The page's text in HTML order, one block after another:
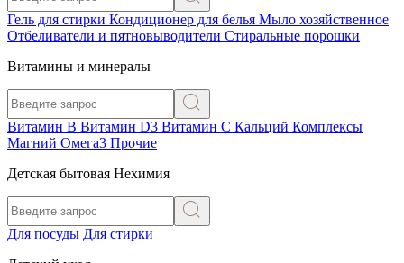
Гель для стирки Кондиционер для белья Мыло хозяйственное
Отбеливатели и пятновыводители Стиральные порошки
Витамины и минералы
Витамин В Витамин D3 Витамин С Кальций Комплексы
Магний Омега3 Прочие
Детская бытовая Нехимия
Для посуды Для стирки